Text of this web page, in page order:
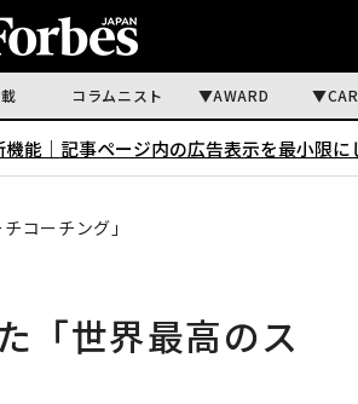
コラムニスト AWARD
能｜ 記事ページ内の広告表示を最小限に
コーチング」
「世界最高のス